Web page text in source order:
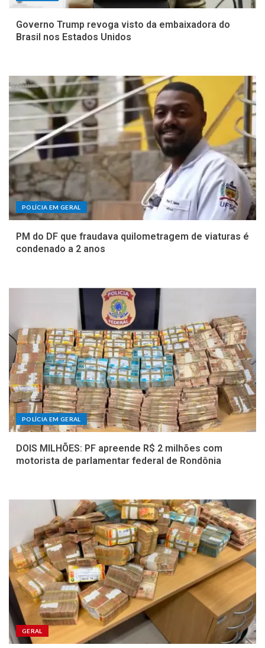
Governo Trump revoga visto da embaixadora do
Brasil nos Estados Unidos
POLÍCIA EM GERAL
PM do DF que fraudava quilometragem de viaturas é
condenado a 2 anos
POLÍCIA EM GERAL
DOIS MILHÕES: PF apreende R$ 2 milhões com
motorista de parlamentar federal de Rondônia
GERAL